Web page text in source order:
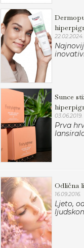
22.02.2024.
Sunce
03.06.2019.
Prva
Odlična
16.09.2016.
Ljeto,